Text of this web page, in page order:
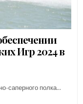
Игр 2024 в
саперного полка…